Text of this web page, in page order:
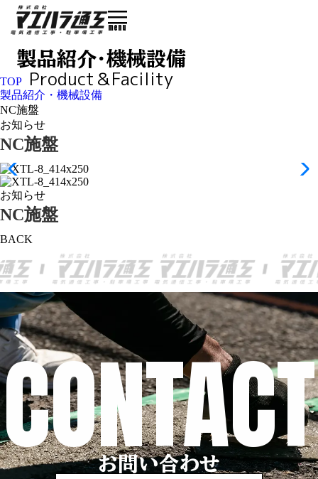
menu
製品紹介・機械設備
Product＆Facility
TOP
製品紹介・機械設備
NC施盤
お知らせ
NC施盤
お知らせ
NC施盤
BACK
CONTACT
お問い合わせ